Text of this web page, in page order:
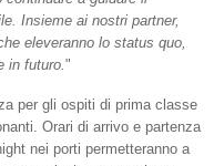
Insieme ai nostri partner,
eleveranno lo status quo,
in futuro."
per gli ospiti di prima classe
Orari di arrivo e partenza
nei porti permetteranno a